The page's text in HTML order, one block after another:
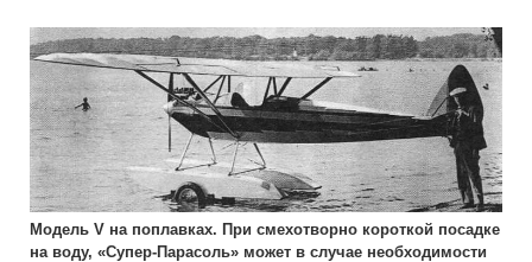
Модель V на поплавках. При смехотворно короткой посадке
на воду, «Супер-Парасоль» может в случае необходимости